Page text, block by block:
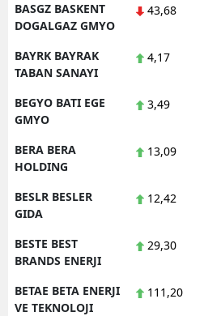
BASGZ BASKENT
DOGALGAZ GMYO
43,68
BAYRK BAYRAK
TABAN SANAYI
4,17
BEGYO BATI EGE
GMYO
3,49
BERA BERA
HOLDING
13,09
BESLR BESLER
GIDA
12,42
BESTE BEST
BRANDS ENERJI
29,30
BETAE BETA ENERJI
VE TEKNOLOJI
111,20